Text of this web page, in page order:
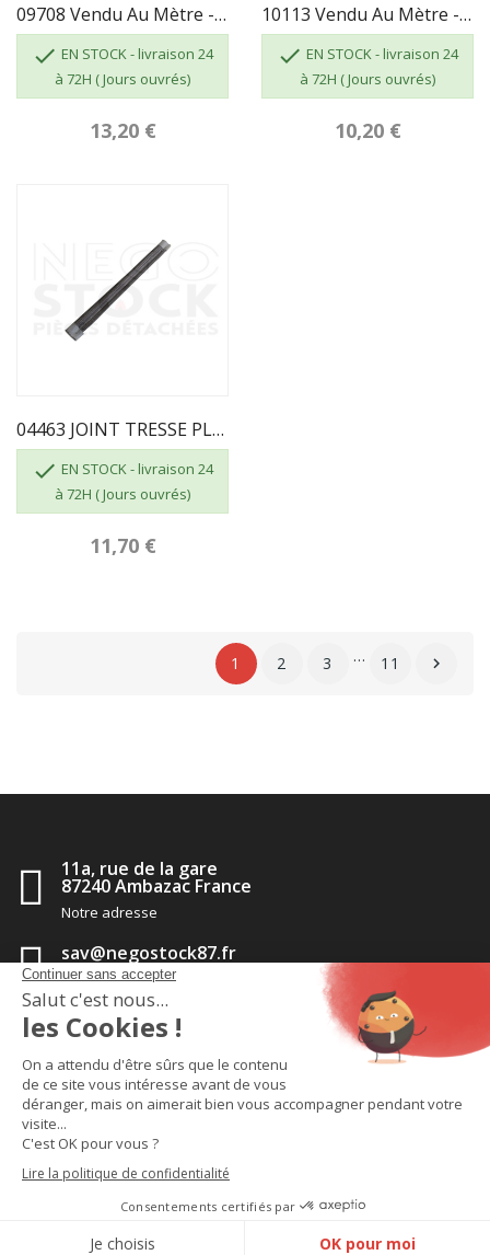
09708 Vendu Au Mètre - JOINT RECTANGULAIRE 6X12...
 EN STOCK - livraison 24
à 72H ( Jours ouvrés)
13,20 €
10113 Vendu Au Mètre - JOINT RECTANGULAIRE 14 X...
 EN STOCK - livraison 24
à 72H ( Jours ouvrés)
10,20 €
04463 JOINT TRESSE PLAT LG 240 FR0034370B
 EN STOCK - livraison 24
à 72H ( Jours ouvrés)
11,70 €
1 2 3 … 11 
11a, rue de la gare
87240 Ambazac France
Notre adresse
sav@negostock87.fr
Contactez-nous
05 55 56 35 14
2020 - Negostock pièces détachées -CGV-Politique de